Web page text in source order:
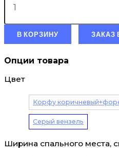
В КОРЗИНУ ЗАКАЗ
Опции товара
Цвет
Корфу
Серый вензель
Ширина спального места,